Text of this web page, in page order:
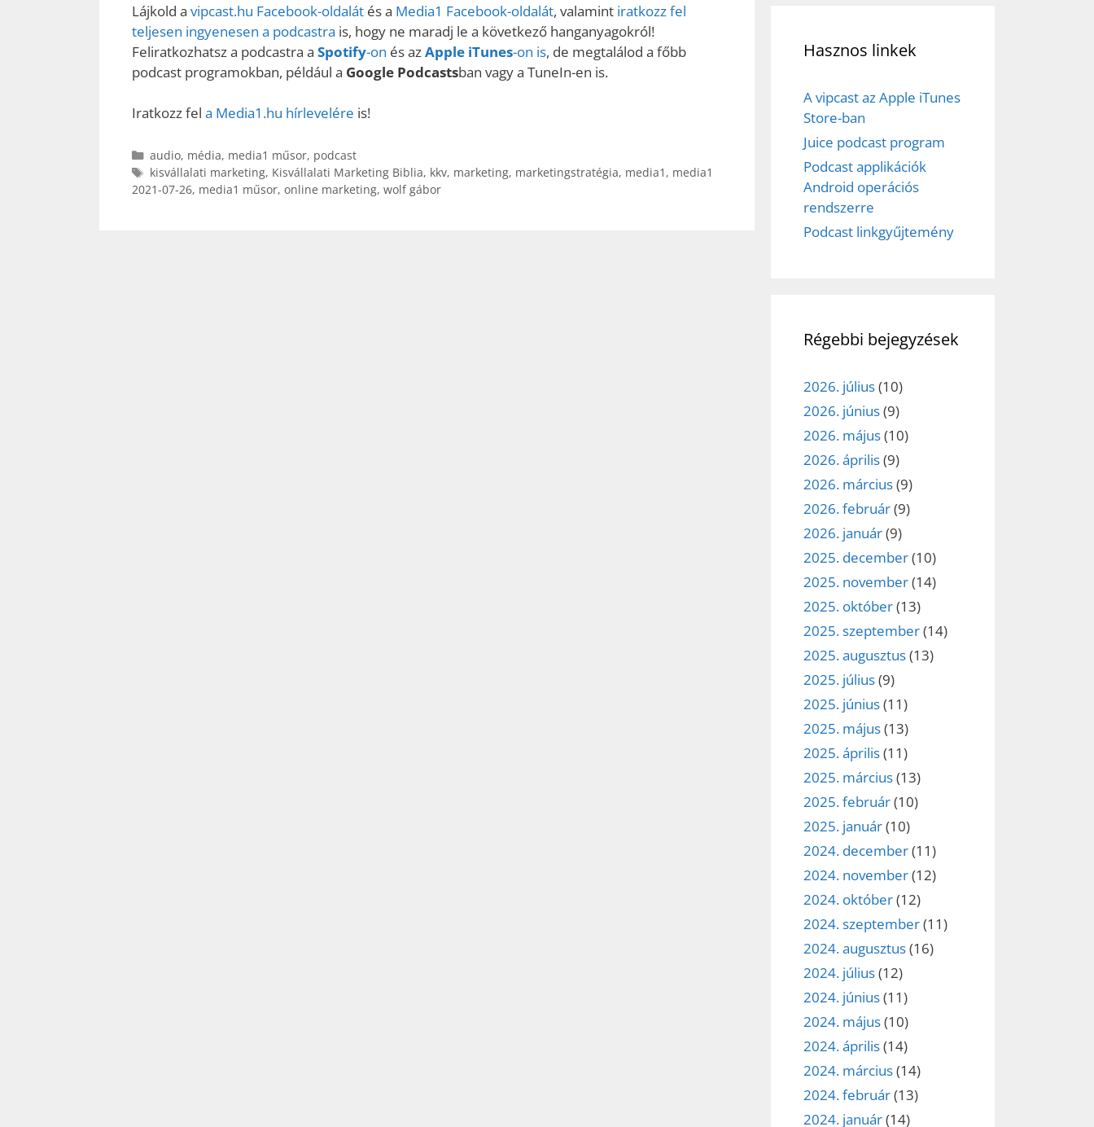
csökkentéséhez
Fel/Le
Lájkold a vipcast.hu Facebook-oldalát és a Media1 Facebook-oldalát, valamint iratkozz fel
teljesen ingyenesen a podcastra is, hogy ne maradj le a következő hanganyagokról!
Feliratkozhatsz a podcastra a Spotify-on és azApple iTunes-on is, de megtalálod a főbb
podcast programokban, például a Google Podcastsban vagy a TuneIn-en is.
Iratkozz fel a Media1.hu hírlevelére is!
Kategória
audio, média, media1 műsor, podcast
Címkék
kisvállalati marketing, Kisvállalati Marketing Biblia, kkv, marketing, marketingstratégia, media1 , media1
2021-07-26, media1 műsor, online marketing, wolf gábor
Hasznos linkek
A vipcast az Apple iTunes
Store-ban
Juice podcast program
Podcast applikációk
Android operációs
rendszerre
Podcast linkgyűjtemény
Régebbi bejegyzések
2026. július(10)
2026. június(9)
2026. május(10)
2026. április(9)
2026. március(9)
2026. február(9)
2026. január(9)
2025. december(10)
2025. november(14)
2025. október(13)
2025. szeptember(14)
2025. augusztus(13)
2025. július(9)
2025. június(11)
2025. május(13)
2025. április(11)
2025. március(13)
2025. február(10)
2025. január(10)
2024. december(11)
2024. november(12)
2024. október(12)
2024. szeptember(11)
2024. augusztus(16)
2024. július(12)
2024. június(11)
2024. május(10)
2024. április(14)
2024. március(14)
2024. február(13)
2024. január(14)